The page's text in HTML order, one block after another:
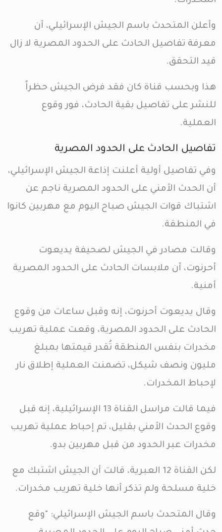
وأعلن المتحدث باسم الجيش الإسرائيلي، أن
معرفة تفاصيل الحادث على الحدود المصرية لا زال
قيد التحقق.
هذا وبحسب قناة كان فقد فرض الجيش حظراً
للنشر على تفاصيل بقية الحادث، فور وقوع
العملية.
تفاصيل الحادث على الحدود المصرية
وفي تفاصيل أولية أعلنت إذاعة الجيش الإسرائيلي،
أن الحدث الأمني على الحدود المصرية ناجم عن
اشتباك قوات الجيش صباح اليوم مع مهربين كانوا
في المنطقة.
وقالت مصادر في الجيش لصحيفة يديعوت
أحرنوت، أن ملابسات الحادث على الحدود المصرية
أمنية.
وقال يديعوت أحرنوت، إنه وقبل ساعات من وقوع
الحادث على الحدود المصرية، وقعت عملية تهريب
مخدرات بنفس المنطقة تُقدر قيمتها بمبلغ
مليون ونصف شيكل، تضمنت العملية إطلاق نار
لإحباط المخدرات.
فيما قالت مراسل القناة 13 الإسرائيلية، إنه قبل
وقوع الحدث الأمني بقليل، تم إحباط عملية تهريب
مخدرات عبر الحدود من قبل مهربين بدو.
لكن القناة 12 العبرية، قالت أن الجيش اشتبك مع
خلية مسلحة ولم تذكر أنها خلية تهريب مخدرات.
وقال المتحدث باسم الجيش الإسرائيلي: "وقع